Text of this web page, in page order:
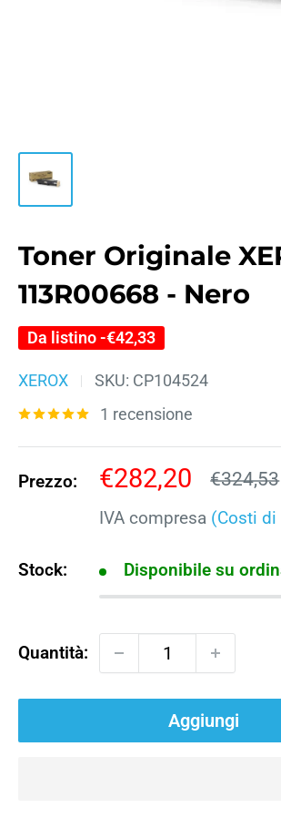
Toner Originale
113R00668 - Nero
Da listino -€42,33
XEROX SKU: CP104524
1 recensione
Prezzo:
Prezzo
scontato
€282,20 Prezzo
€324,53
IVA compresa (Costi
Stock: Disponibile su
Quantità:
Aggiungi